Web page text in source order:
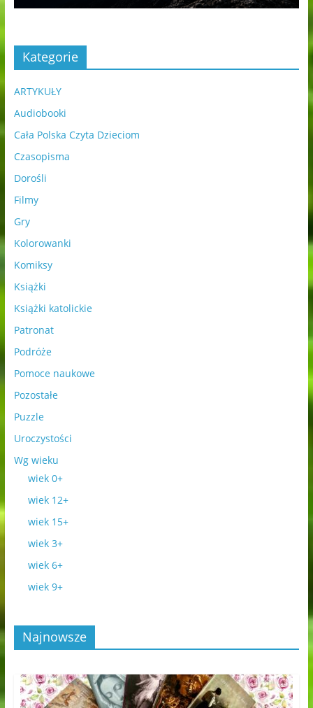
Kategorie
ARTYKUŁY
Audiobooki
Cała Polska Czyta Dzieciom
Czasopisma
Dorośli
Filmy
Gry
Kolorowanki
Komiksy
Książki
Książki katolickie
Patronat
Podróże
Pomoce naukowe
Pozostałe
Puzzle
Uroczystości
Wg wieku
wiek 0+
wiek 12+
wiek 15+
wiek 3+
wiek 6+
wiek 9+
Najnowsze